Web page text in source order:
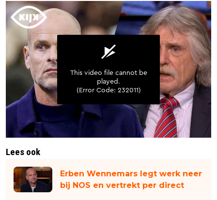
Lees ook
Erben Wennemars legt werk neer
bij NOS en vertrekt per direct